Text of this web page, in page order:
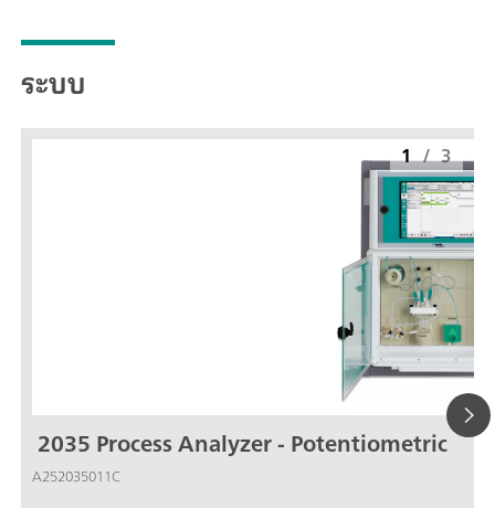
ระบบ
2035 Process Analyzer - Potentiometric
A252035011C
1 / 3